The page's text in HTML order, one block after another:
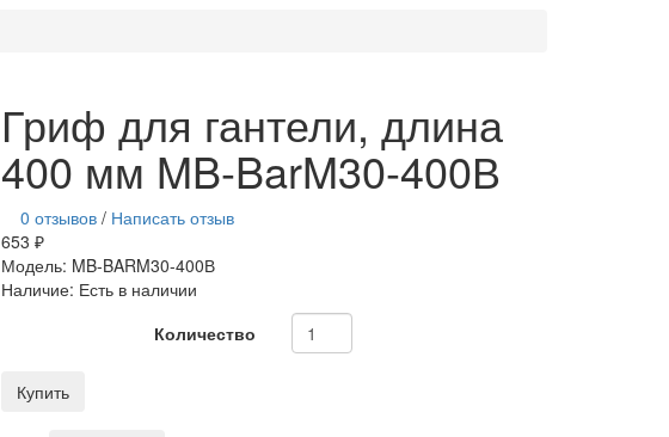
Гриф для гантели, длина
400 мм MB-BarM30-400В
0 отзывов/ Написать отзыв
653 ₽
Модель: MB-BARM30-400В
Наличие: Есть в наличии
Количество
Купить